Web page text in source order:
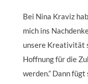
Bei Nina Kraviz
mich ins
unsere Kreativität
Hoffnung für die
werden.” Dann